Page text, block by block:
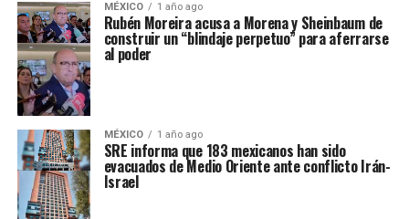
MÉXICO 1 año ago
Rubén Moreira acusa a Morena y Sheinbaum de
construir un “blindaje perpetuo” para aferrarse
al poder
MÉXICO 1 año ago
SRE informa que 183 mexicanos han sido
evacuados de Medio Oriente ante conflicto Irán-
Israel